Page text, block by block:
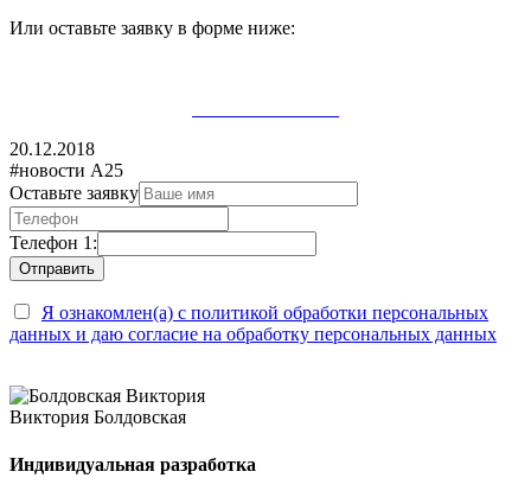
Или оставьте заявку в форме ниже:
20.12.2018
#новости А25
Оставьте заявку
Телефон 1:
Я ознакомлен(а) с политикой обработки персональных
данных и даю согласие на обработку персональных данных
Виктория Болдовская
Индивидуальная разработка